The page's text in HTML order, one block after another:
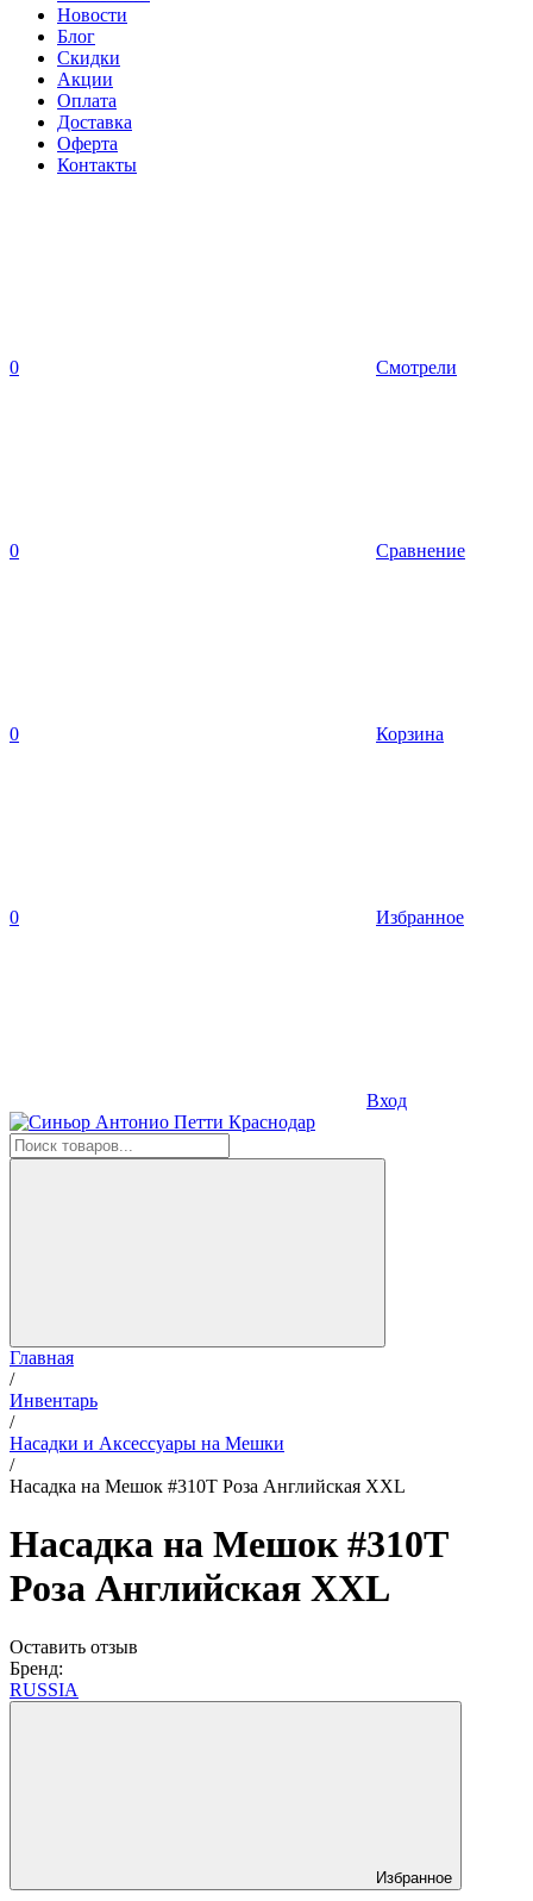
Новости
Блог
Скидки
Акции
Оплата
Доставка
Оферта
Контакты
0 Смотрели
0 Сравнение
0 Корзина
0 Избранное
Вход
Главная
/
Инвентарь
/
Насадки и Аксессуары на Мешки
/
Насадка на Мешок #310T Роза Английская XXL
Насадка на Мешок #310T
Роза Английская XXL
Оставить отзыв
Бренд:
RUSSIA
Избранное